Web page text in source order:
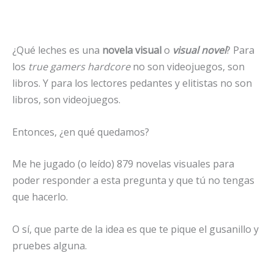
¿Qué leches es una novela visualo visual novel? Para
los true gamers hardcoreno son videojuegos, son
libros. Y para los lectores pedantes y elitistas no son
libros, son videojuegos.
Entonces, ¿en qué quedamos?
Me he jugado (o leído) 879 novelas visuales para
poder responder a esta pregunta y que tú no tengas
que hacerlo.
O sí, que parte de la idea es que te pique el gusanillo y
pruebes alguna.